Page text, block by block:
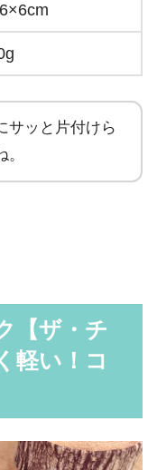
サッと片付けら
【ザ・チ
軽い！コ